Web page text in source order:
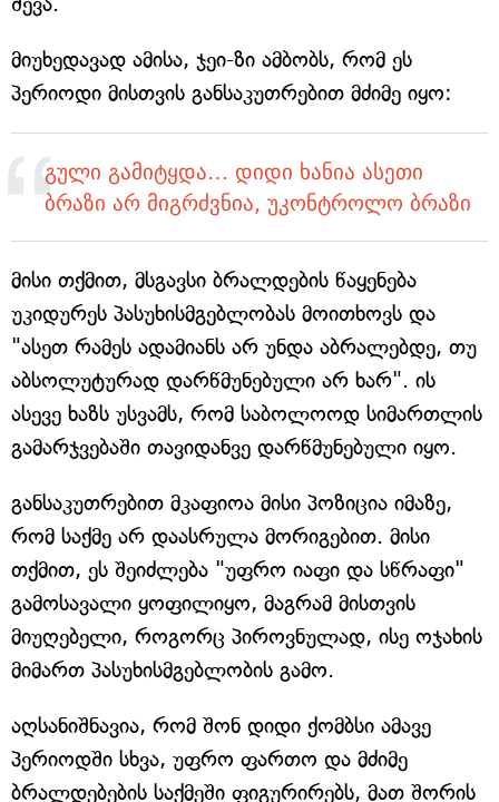
მიუხედავად ამისა, ჯეი-ზი ამბობს, რომ ეს
პერიოდი მისთვის განსაკუთრებით მძიმე იყო:
გული გამიტყდა… დიდი ხანია ასეთი
ბრაზი არ მიგრძვნია, უკონტროლო ბრაზი
მისი თქმით, მსგავსი ბრალდების წაყენება
უკიდურეს პასუხისმგებლობას მოითხოვს და
"ასეთ რამეს ადამიანს არ უნდა აბრალებდე, თუ
აბსოლუტურად დარწმუნებული არ ხარ". ის
ასევე ხაზს უსვამს, რომ საბოლოოდ სიმართლის
გამარჯვებაში თავიდანვე დარწმუნებული იყო.
განსაკუთრებით მკაფიოა მისი პოზიცია იმაზე,
რომ საქმე არ დაასრულა მორიგებით. მისი
თქმით, ეს შეიძლება "უფრო იაფი და სწრაფი"
გამოსავალი ყოფილიყო, მაგრამ მისთვის
მიუღებელი, როგორც პიროვნულად, ისე ოჯახის
მიმართ პასუხისმგებლობის გამო.
აღსანიშნავია, რომ შონ დიდი ქომბსი ამავე
პერიოდში სხვა, უფრო ფართო და მძიმე
ბრალდებების საქმეში ფიგურირებს, მათ შორის